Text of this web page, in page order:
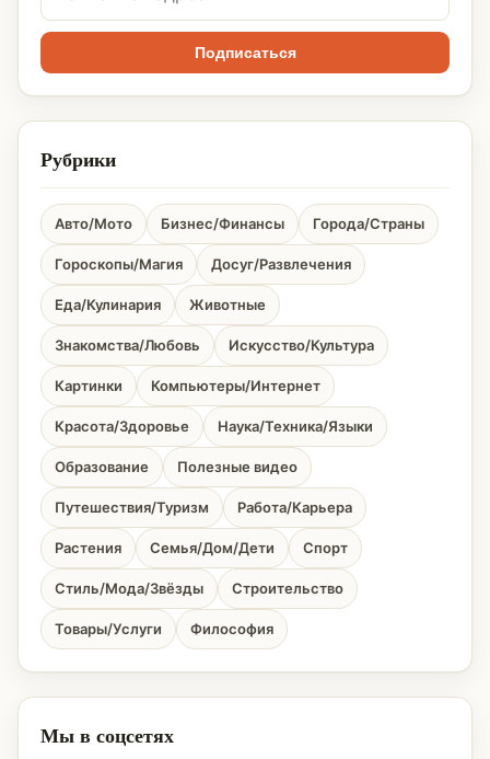
Подписаться
Рубрики
Авто/Мото Бизнес/Финансы Города/Страны
Гороскопы/Магия Досуг/Развлечения
Еда/Кулинария Животные
Знакомства/Любовь Искусство/Культура
Картинки Компьютеры/Интернет
Красота/Здоровье Наука/Техника/Языки
Образование Полезные видео
Путешествия/Туризм Работа/Карьера
Растения Семья/Дом/Дети Спорт
Стиль/Мода/Звёзды Строительство
Товары/Услуги Философия
Мы в соцсетях